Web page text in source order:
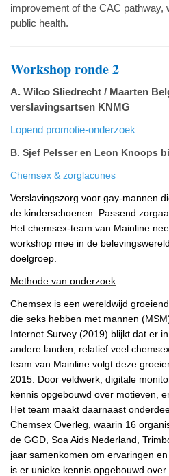
improvement of the CAC pathway,
public health.
Workshop ronde 2
A. Wilco Sliedrecht / Maarten
verslavingsartsen KNMG
Lopend promotie-onderzoek
B. Sjef Pelsser en Leon Knoops
Chemsex & zorglacunes
Verslavingszorg voor gay-mannen
de kinderschoenen. Passend
Het chemsex-team van Mainline
workshop mee in de
doelgroep.
Methode van onderzoek
Chemsex is een wereldwijd
die seks hebben met mannen
Internet Survey (2019) blijkt dat er
andere landen, relatief veel
team van Mainline volgt deze
2015. Door veldwerk, digitale
kennis opgebouwd over motieven,
Het team maakt daarnaast
Chemsex Overleg, waarin 16
de GGD, Soa Aids Nederland,
jaar samenkomen om ervaringen
is er unieke kennis opgebouwd